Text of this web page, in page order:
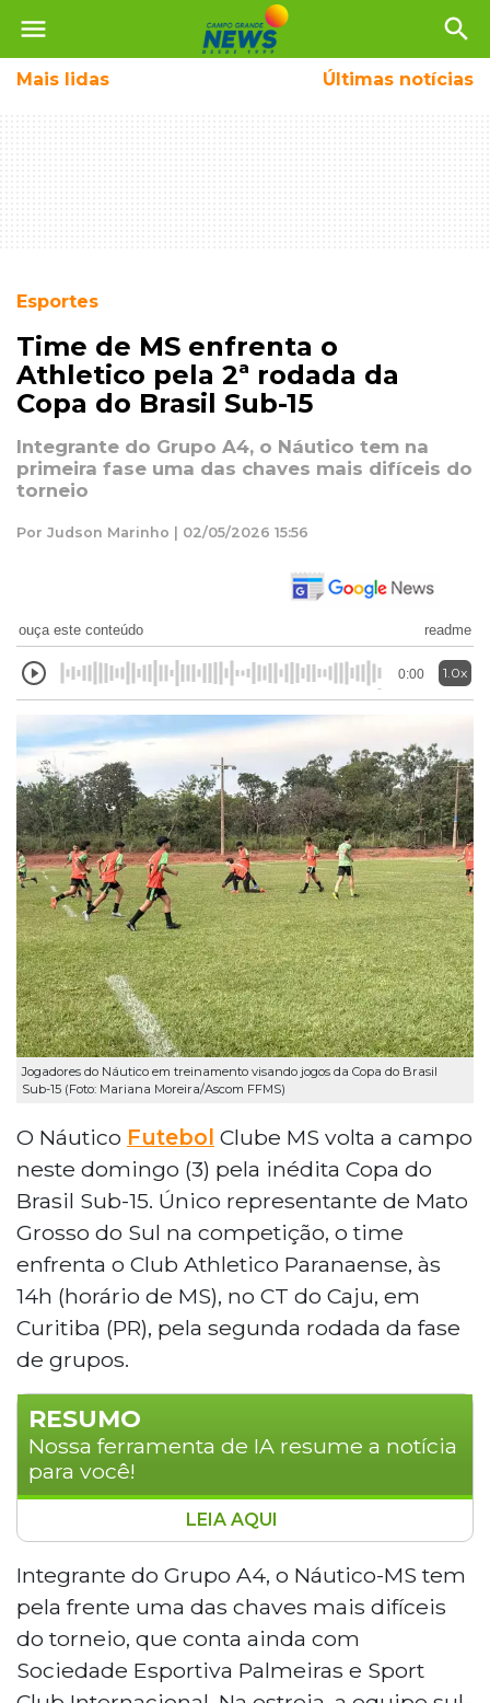
menu search
Mais lidas Últimas notícias
Esportes
Time de MS enfrenta o
Athletico pela 2ª rodada da
Copa do Brasil Sub-15
Integrante do Grupo A4, o Náutico tem na
primeira fase uma das chaves mais difíceis do
torneio
Por Judson Marinho | 02/05/2026 15:56
ouça este conteúdo readme
0:00 1.0x
Jogadores do Náutico em treinamento visando jogos da Copa do Brasil
Sub-15 (Foto: Mariana Moreira/Ascom FFMS)
O Náutico Futebol Clube MS volta a campo
neste domingo (3) pela inédita Copa do
Brasil Sub-15. Único representante de Mato
Grosso do Sul na competição, o time
enfrenta o Club Athletico Paranaense, às
14h (horário de MS), no CT do Caju, em
Curitiba (PR), pela segunda rodada da fase
de grupos.
RESUMO
Nossa ferramenta de IA resume a notícia
para você!
O Náutico-MS enfrenta o Athletico
Paranaense neste domingo pela segunda
rodada da Copa do Brasil Sub-15, em
Grosso do Sul, o time busca recuperação
após sofrer uma goleada de 13 a 0 do
LEIA AQUI
Integrante do Grupo A4, o Náutico-MS tem
pela frente uma das chaves mais difíceis
do torneio, que conta ainda com
Sociedade Esportiva Palmeiras e Sport